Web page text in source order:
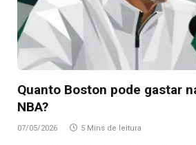
Quanto Boston pode gastar
NBA?
07/05/2026 5 Mins de leitura